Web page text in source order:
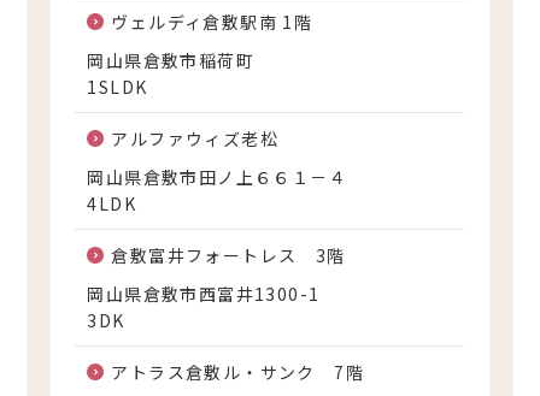
ヴェルディ倉敷駅南 1階
岡山県倉敷市稲荷町
1SLDK
アルファウィズ老松
岡山県倉敷市田ノ上６６１－４
4LDK
倉敷富井フォートレス 3階
岡山県倉敷市西富井1300-1
3DK
アトラス倉敷ル・サンク 7階